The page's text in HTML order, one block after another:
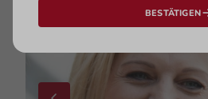
BESTÄTIGEN